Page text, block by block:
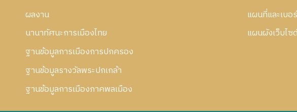
ผลงาน
นานาทัศนะการเมืองไทย
ฐานข้อมูลการเมืองการปกครอง
ฐานข้อมูลรางวัลพระปกเกล้า
ฐานข้อมูลการเมืองภาคพลเมือง
แผนที่และเบอ
แผนผังเว็บไซ